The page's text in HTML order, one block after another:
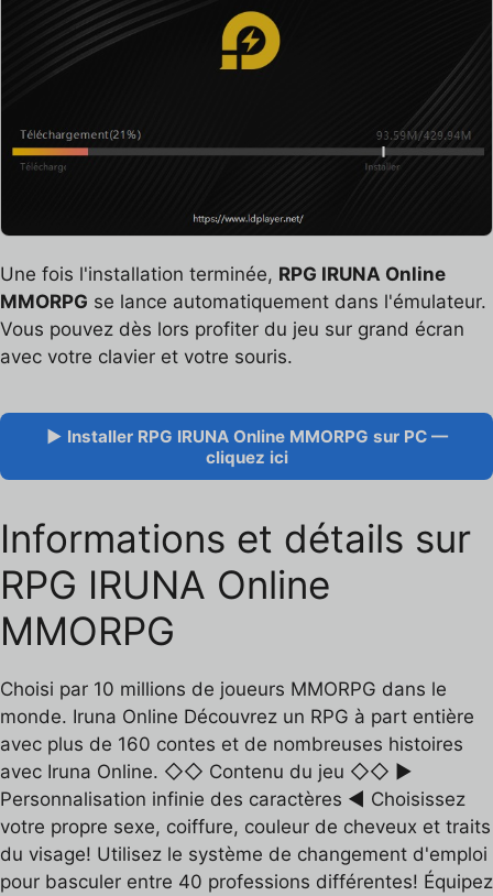
Une fois l'installation terminée, RPG IRUNA Online
MMORPG se lance automatiquement dans l'émulateur.
Vous pouvez dès lors profiter du jeu sur grand écran
avec votre clavier et votre souris.
▶ Installer RPG IRUNA Online MMORPG sur PC —
cliquez ici
Informations et détails sur
RPG IRUNA Online
MMORPG
Choisi par 10 millions de joueurs MMORPG dans le
monde. Iruna Online Découvrez un RPG à part entière
avec plus de 160 contes et de nombreuses histoires
avec Iruna Online. ◇◇ Contenu du jeu ◇◇ ▶
Personnalisation infinie des caractères ◀ Choisissez
votre propre sexe, coiffure, couleur de cheveux et traits
du visage! Utilisez le système de changement d'emploi
pour basculer entre 40 professions différentes! Équipez